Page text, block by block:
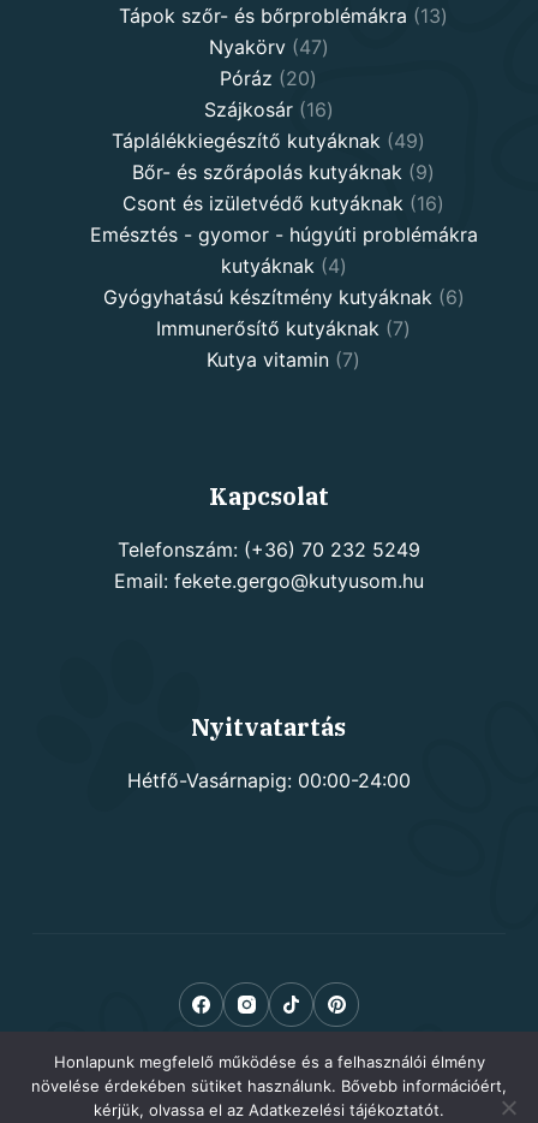
Tápok szőr- és bőrproblémákra 1313
Nyakörv 4747
Póráz 2020
products
Szájkosár 1616
products
Táplálékkiegészítő kutyáknak 4949
products
Bőr- és szőrápolás kutyáknak 99
products
Csont és izületvédő kutyáknak 1616
products
Emésztés - gyomor - húgyúti problémákra
kutyáknak
44
products
Gyógyhatású készítmény kutyáknak 66
Immunerősítő kutyáknak 77
Kutya vitamin 77
Kapcsolat
Telefonszám: (+36) 70 232 5249
Email: fekete.gergo@kutyusom.hu
Nyitvatartás
Hétfő-Vasárnapig: 00:00-24:00
Honlapunk megfelelő működése és a felhasználói élmény
növelése érdekében sütiket használunk. Bővebb információért,
kérjük, olvassa el az Adatkezelési tájékoztatót.